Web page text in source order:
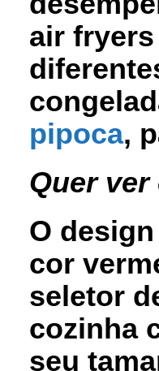
air
pipoca,
Quer
O
cor
seletor
cozinha
seu